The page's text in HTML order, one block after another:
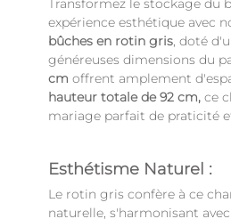
expérience esthétique avec
bûches en rotin gris , doté
généreuses dimensions du
cm offrent amplement
hauteur totale de 92 cm, ce
mariage parfait de praticité
Esthétisme Naturel :
Le rotin gris confère à ce
naturelle, s'harmonisant